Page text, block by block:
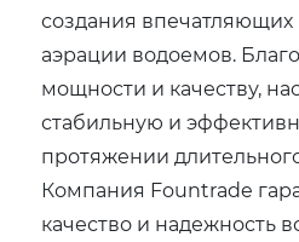
создания
аэрации водоемов.
мощности и качеству,
стабильную и
протяжении
Компания Fountrade
качество и надежность